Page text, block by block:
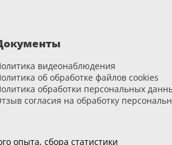
опыта, сбора статистики
видеонаблюдения
об обработке файлов cookies
обработки персональных
согласия на обработку